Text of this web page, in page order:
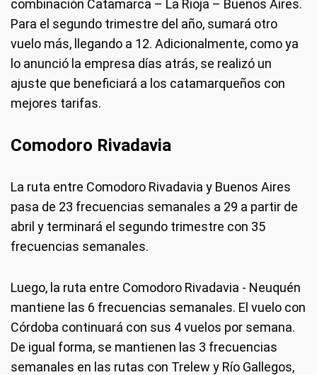
combinación Catamarca – La Rioja – Buenos Aires.
Para el segundo trimestre del año, sumará otro
vuelo más, llegando a 12. Adicionalmente, como ya
lo anunció la empresa días atrás, se realizó un
ajuste que beneficiará a los catamarqueños con
mejores tarifas.
Comodoro Rivadavia
La ruta entre Comodoro Rivadavia y Buenos Aires
pasa de 23 frecuencias semanales a 29 a partir de
abril y terminará el segundo trimestre con 35
frecuencias semanales.
Luego, la ruta entre Comodoro Rivadavia - Neuquén
mantiene las 6 frecuencias semanales. El vuelo con
Córdoba continuará con sus 4 vuelos por semana.
De igual forma, se mantienen las 3 frecuencias
semanales en las rutas con Trelew y Río Gallegos,